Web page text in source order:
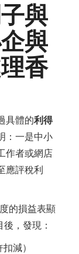
與
與
香
具體的利得
：一是中小
作者或網店
應評稅利
的損益表顯
，發現：
減）